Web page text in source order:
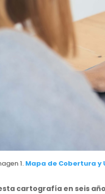
1. Mapa de Cobertura y
cartografía en seis